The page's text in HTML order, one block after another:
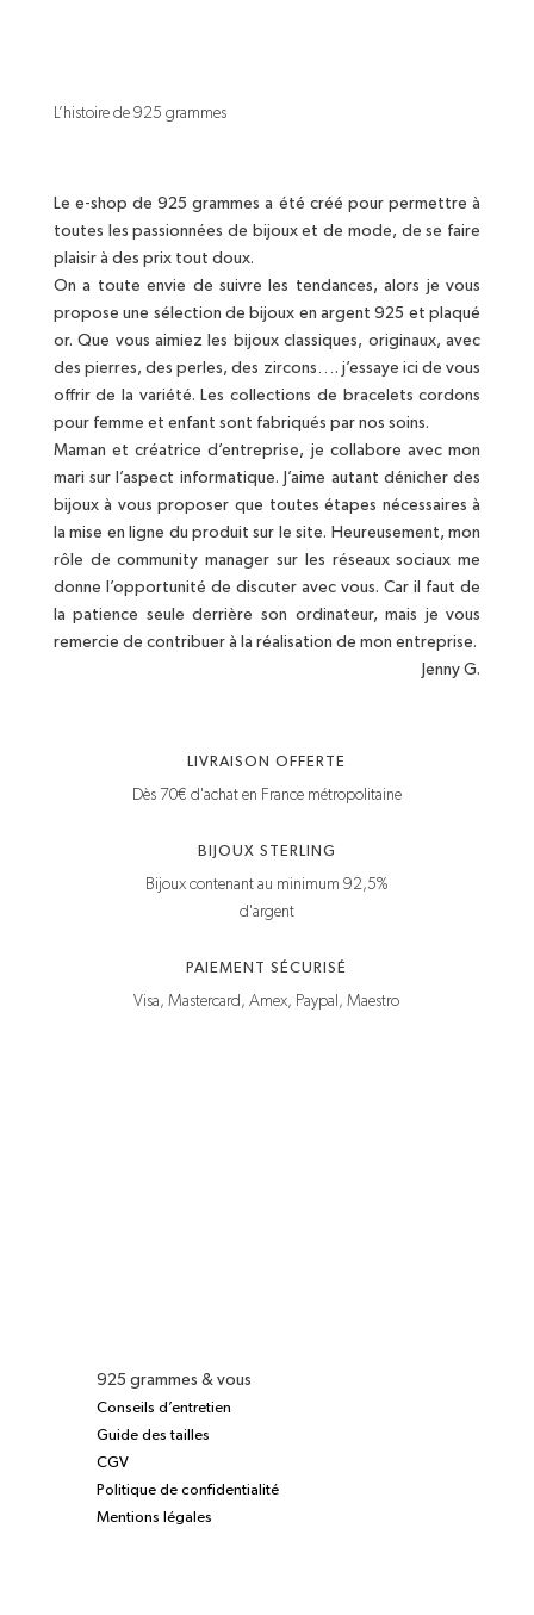
L’histoire de 925 grammes
Le e-shop de 925 grammes a été créé pour permettre à
toutes les passionnées de bijoux et de mode, de se faire
plaisir à des prix tout doux.
On a toute envie de suivre les tendances, alors je vous
propose une sélection de bijoux en argent 925 et plaqué
or. Que vous aimiez les bijoux classiques, originaux, avec
des pierres, des perles, des zircons…. j’essaye ici de vous
offrir de la variété. Les collections de bracelets cordons
pour femme et enfant sont fabriqués par nos soins.
Maman et créatrice d’entreprise, je collabore avec mon
mari sur l’aspect informatique. J’aime autant dénicher des
bijoux à vous proposer que toutes étapes nécessaires à
la mise en ligne du produit sur le site. Heureusement, mon
rôle de community manager sur les réseaux sociaux me
donne l’opportunité de discuter avec vous. Car il faut de
la patience seule derrière son ordinateur, mais je vous
remercie de contribuer à la réalisation de mon entreprise.
Jenny G.
LIVRAISON OFFERTE
Dès 70€ d'achat en France métropolitaine
BIJOUX STERLING
Bijoux contenant au minimum 92,5%
d'argent
PAIEMENT SÉCURISÉ
Visa, Mastercard, Amex, Paypal, Maestro
925 grammes & vous
Conseils d’entretien
Guide des tailles
CGV
Politique de confidentialité
Mentions légales